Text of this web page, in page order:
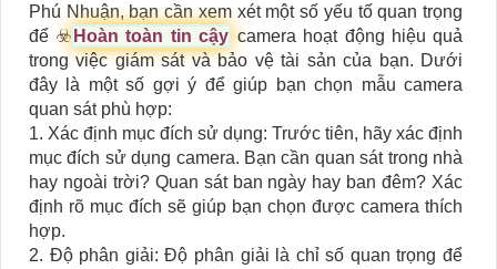
Phú Nhuận, bạn cần xem xét một số yếu tố quan trọng
để ☣️ Hoàn toàn tin cậy camera hoạt động hiệu quả
trong việc giám sát và bảo vệ tài sản của bạn. Dưới
đây là một số gợi ý để giúp bạn chọn mẫu camera
quan sát phù hợp:
1. Xác định mục đích sử dụng: Trước tiên, hãy xác định
mục đích sử dụng camera. Bạn cần quan sát trong nhà
hay ngoài trời? Quan sát ban ngày hay ban đêm? Xác
định rõ mục đích sẽ giúp bạn chọn được camera thích
hợp.
2. Độ phân giải: Độ phân giải là chỉ số quan trọng để